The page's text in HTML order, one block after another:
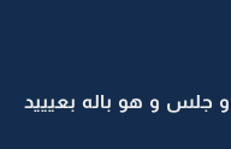
جلس و هو باله بعيييد